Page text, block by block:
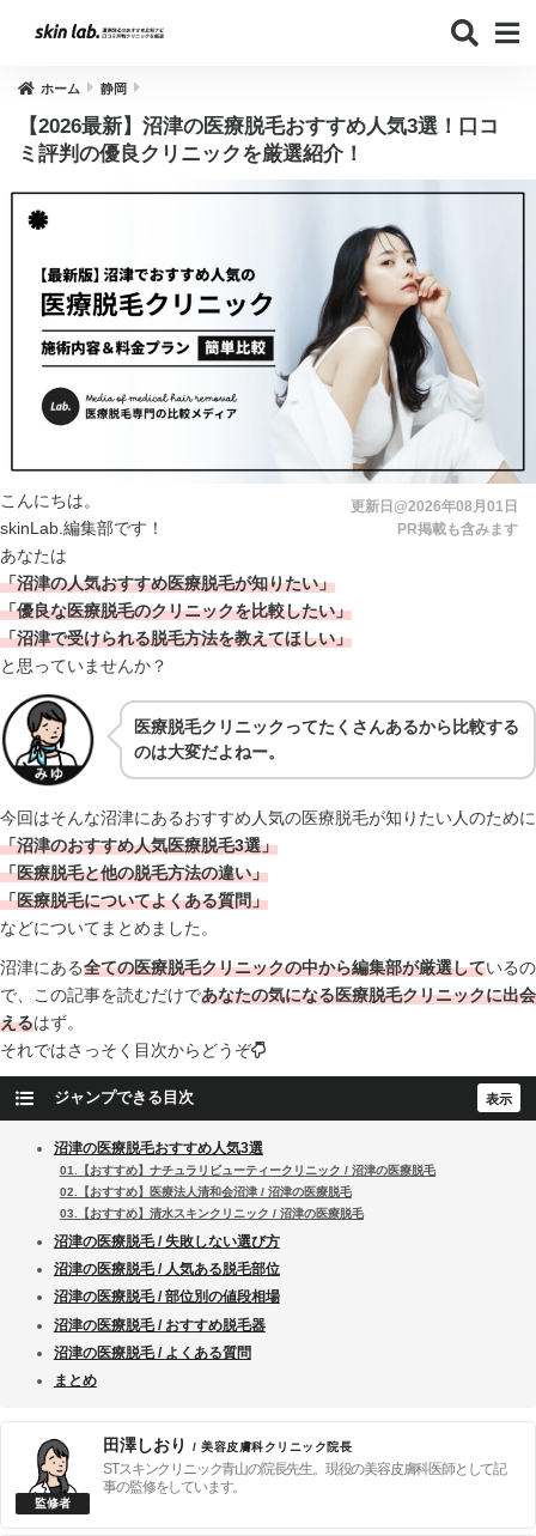
ホーム 静岡
【2026最新】沼津の医療脱毛おすすめ人気3選！口コ
ミ評判の優良クリニックを厳選紹介！
更新日@2026年08月01日
PR掲載も含みます
こんにちは。
skinLab.編集部です！
あなたは
「沼津の人気おすすめ医療脱毛が知りたい」
「優良な医療脱毛のクリニックを比較したい」
「沼津で受けられる脱毛方法を教えてほしい」
と思っていませんか？
医療脱毛クリニックってたくさんあるから比較する
のは大変だよねー。
今回はそんな沼津にあるおすすめ人気の医療脱毛が知りたい人のために
「沼津のおすすめ人気医療脱毛3選」
「医療脱毛と他の脱毛方法の違い」
「医療脱毛についてよくある質問」
などについてまとめました。
沼津にある全ての医療脱毛クリニックの中から編集部が厳選しているの
で、この記事を読むだけであなたの気になる医療脱毛クリニックに出会
えるはず。
それではさっそく目次からどうぞ
ジャンプできる目次
沼津の医療脱毛おすすめ人気3選
01.【おすすめ】ナチュラリビューティークリニック / 沼津の医療脱毛
02.【おすすめ】医療法人清和会沼津 / 沼津の医療脱毛
03.【おすすめ】清水スキンクリニック / 沼津の医療脱毛
沼津の医療脱毛 / 失敗しない選び方
沼津の医療脱毛 / 人気ある脱毛部位
沼津の医療脱毛 / 部位別の値段相場
沼津の医療脱毛 / おすすめ脱毛器
沼津の医療脱毛 / よくある質問
まとめ
田澤しおり / 美容皮膚科クリニック院長
STスキンクリニック青山の院長先生。現役の美容皮膚科医師として記
事の監修をしています。